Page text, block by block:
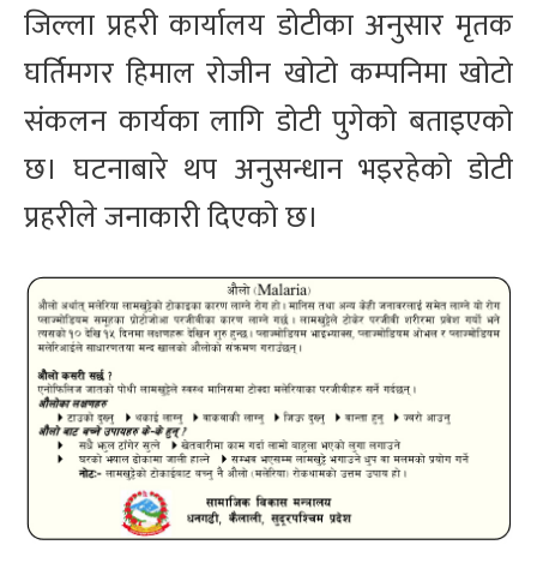
जिल्ला प्रहरी कार्यालय डोटीका अनुसार मृतक
घर्तिमगर हिमाल रोजीन खोटो कम्पनिमा खोटो
संकलन कार्यका लागि डोटी पुगेको बताइएको
छ। घटनाबारे थप अनुसन्धान भइरहेको डोटी
प्रहरीले जनाकारी दिएको छ।